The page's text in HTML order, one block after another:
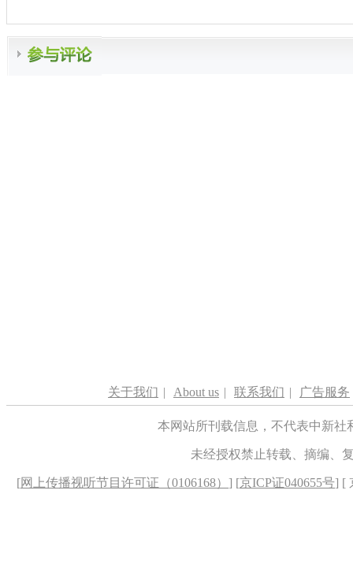
关于我们 | About us | 联系我们 | 广告服务
本网站所刊载信息，不代表中新
未经授权禁止转载、摘编、
[网上传播视听节目许可证（0106168） ] [京ICP证040655号] [